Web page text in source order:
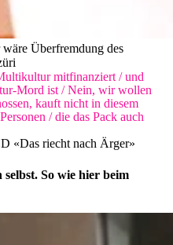
Überfremdung des
mitfinanziert / und
Mord ist / Nein, wir wollen
kauft nicht in diesem
/ die das Pack auch
«Das riecht nach Ärger»
selbst. So wie hier beim